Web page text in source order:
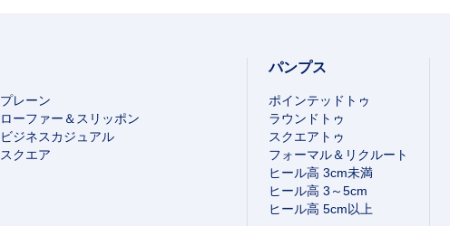
プレーン
ローファー＆スリッポン
ビジネスカジュアル
スクエア
パンプス
ポインテッドトゥ
ラウンドトゥ
スクエアトゥ
フォーマル＆リクルート
ヒール高 3cm未満
ヒール高 3～5cm
ヒール高 5cm以上